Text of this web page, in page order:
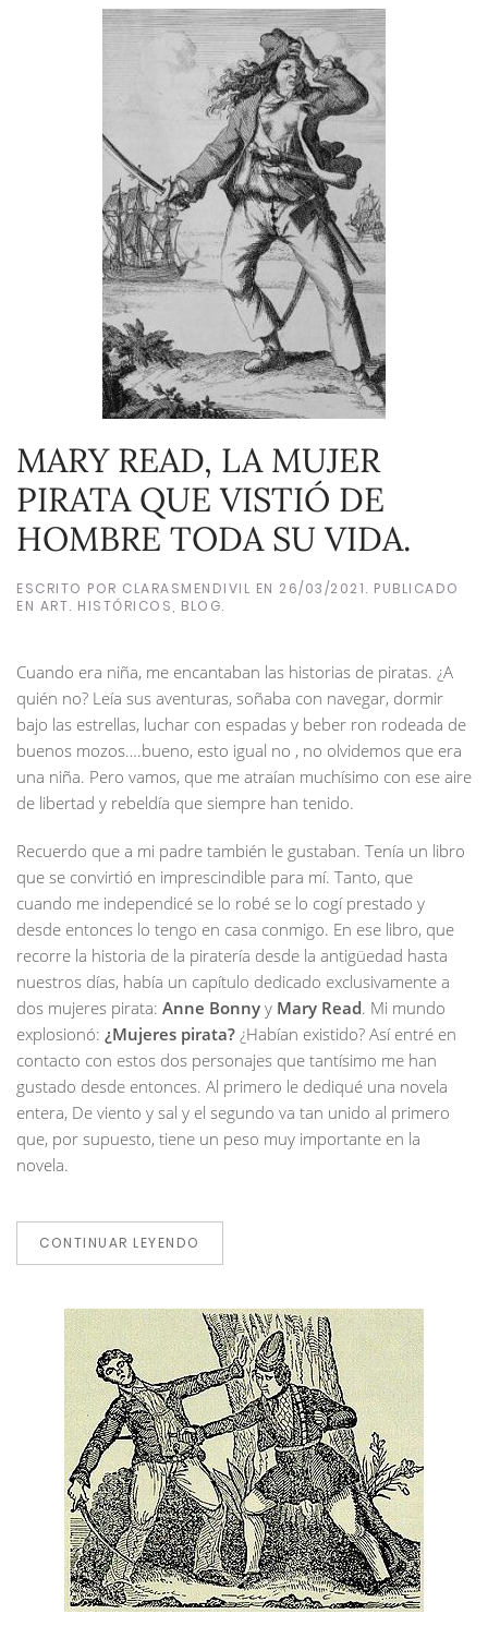
MARY READ, LA MUJER
PIRATA QUE VISTIÓ DE
HOMBRE TODA SU VIDA.
ESCRITO POR CLARASMENDIVIL EN 26/03/2021. PUBLICADO
EN ART. HISTÓRICOS BLOG.
Cuando era niña, me encantaban las historias de piratas. ¿A
quién no? Leía sus aventuras, soñaba con navegar, dormir
bajo las estrellas, luchar con espadas y beber ron rodeada de
buenos mozos….bueno, esto igual no , no olvidemos que era
una niña. Pero vamos, que me atraían muchísimo con ese aire
de libertad y rebeldía que siempre han tenido.
Recuerdo que a mi padre también le gustaban. Tenía un libro
que se convirtió en imprescindible para mí. Tanto, que
cuando me independicé se lo robé se lo cogí prestado y
desde entonces lo tengo en casa conmigo. En ese libro, que
recorre la historia de la piratería desde la antigüedad hasta
nuestros días, había un capítulo dedicado exclusivamente a
dos mujeres pirata: Anne Bonny y Mary Read. Mi mundo
explosionó: ¿Mujeres pirata? ¿Habían existido? Así entré en
contacto con estos dos personajes que tantísimo me han
gustado desde entonces. Al primero le dediqué una novela
entera, De viento y sal y el segundo va tan unido al primero
que, por supuesto, tiene un peso muy importante en la
novela.
CONTINUAR LEYENDO